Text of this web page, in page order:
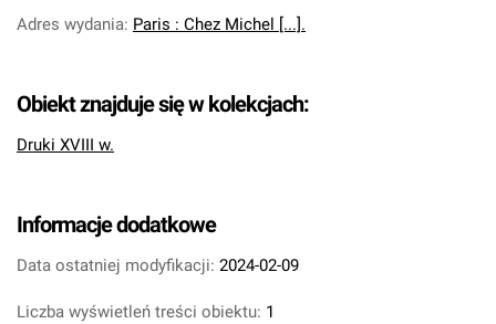
Adres wydania: Paris : Chez Michel [...].
Obiekt znajduje się w kolekcjach:
Druki XVIII w.
Informacje dodatkowe
Data ostatniej modyfikacji: 2024-02-09
Liczba wyświetleń treści obiektu: 1